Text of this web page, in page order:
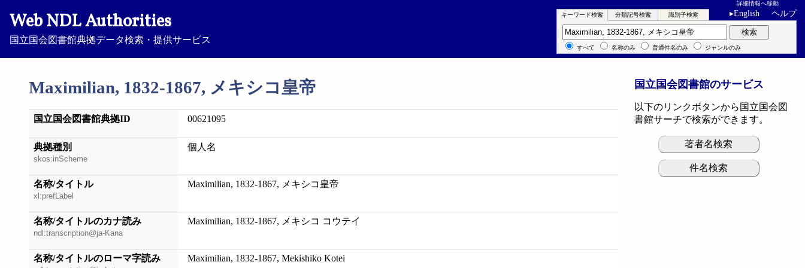
Web NDL Authorities
国立国会図書館典拠データ検索・提供サービス
詳細情報へ移動
▸English ヘルプ
Maximilian, 1832-1867, メキシコ皇帝
キーワード検索 分類記号検索 識別子検索
キーワード検索 検索
すべて 名称のみ 普通件名のみ ジャンルのみ
国立国会図書館典拠ID 00621095
典拠種別
skos:inScheme
個人名
名称/タイトル
xl:prefLabel
Maximilian, 1832-1867, メキシコ皇帝
名称/タイトルのカナ読み
ndl:transcription@ja-Kana
Maximilian, 1832-1867, メキシコ コウテイ
名称/タイトルのローマ字読み Maximilian, 1832-1867, Mekishiko Kotei
国立国会図書館のサービス
以下のリンクボタンから国立国会図
書館サーチで検索ができます。
著者名検索
件名検索